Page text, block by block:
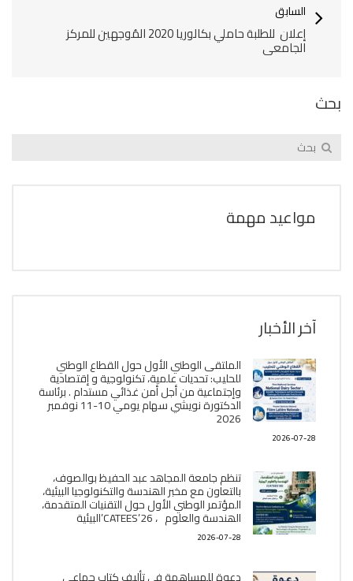
السابق
إعلان للطلبة حاملي بكالوريا 2020 المُوجهين للمركز
الجامعي
بحث
مواعيد مهمة
آخر الأخبار
الملتقى الوطني الأول حول القطاع الوطني
للحليب: تحديات علمية، تكنولوجية و إقتصادية
وإجتماعية من أجل أمن غذائي مستدام . برئاسة
الدكتورة نويشي سهام يومي 10-11 نوفمبر
2026
2026-07-28
تنظم جامعة المجاهد عبد الحفيظ بوالصوف،
بالتعاون مع مخبر الھندسة والتكنولوجيا البیئیة،
المؤتمر الوطني الأول حول التقنيات المتقدمة،
الھندسة والعلوم ، CATEES’26’البیئية
2026-07-28